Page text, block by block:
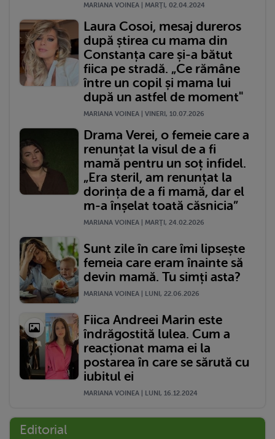
MARIANA VOINEA | MARŢI, 02.04.2024
Laura Cosoi, mesaj dureros
după știrea cu mama din
Constanța care și-a bătut
fiica pe stradă. „Ce rămâne
între un copil și mama lui
după un astfel de moment"
MARIANA VOINEA | VINERI, 10.07.2026
Drama Verei, o femeie care a
renunțat la visul de a fi
mamă pentru un soț infidel.
„Era steril, am renunțat la
dorința de a fi mamă, dar el
m-a înșelat toată căsnicia”
MARIANA VOINEA | MARŢI, 24.02.2026
Sunt zile în care îmi lipsește
femeia care eram înainte să
devin mamă. Tu simți asta?
MARIANA VOINEA | LUNI, 22.06.2026
Fiica Andreei Marin este
îndrăgostită lulea. Cum a
reacționat mama ei la
postarea în care se sărută cu
iubitul ei
MARIANA VOINEA | LUNI, 16.12.2024
Editorial